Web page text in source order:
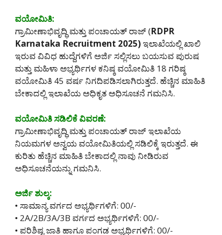
ವಯೋಮಿತಿ:
ಗ್ರಾಮೀಣಾಭಿವೃದ್ಧಿ ಮತ್ತು ಪಂಚಾಯತ್ ರಾಜ್ (RDPR
Karnataka Recruitment 2025)ಇಲಾಖೆಯಲ್ಲಿ ಖಾಲಿ
ಇರುವ ವಿವಿಧ ಹುದ್ದೆಗಳಿಗೆ ಅರ್ಜಿ ಸಲ್ಲಿಸಲು ಬಯಸುವ ಪುರುಷ
ಮತ್ತು ಮಹಿಳಾ ಅಭ್ಯರ್ಥಿಗಳ ಕನಿಷ್ಠ ವಯೋಮಿತಿ 18 ಗರಿಷ್ಠ
ವಯೋಮಿತಿ 45 ವರ್ಷ ನಿಗದಿಪಡಿಸಲಾಗಿರುತ್ತದೆ. ಹೆಚ್ಚಿನ ಮಾಹಿತಿ
ಬೇಕಾದಲ್ಲಿ ಇಲಾಖೆಯ ಅಧಿಕೃತ ಅಧಿಸೂಚನೆ ಗಮನಿಸಿ.
ವಯೋಮಿತಿ ಸಡಿಲಿಕೆ ವಿವರಣೆ:
ಗ್ರಾಮೀಣಾಭಿವೃದ್ಧಿ ಮತ್ತು ಪಂಚಾಯತ್ ರಾಜ್ ಇಲಾಖೆಯ
ನಿಯಮಗಳ ಅನ್ವಯ ವಯೋಮಿತಿಯಲ್ಲಿ ಸಡಿಲಿಕ್ಕೆ ಇರುತ್ತದೆ. ಈ
ಕುರಿತು ಹೆಚ್ಚಿನ ಮಾಹಿತಿ ಬೇಕಾದಲ್ಲಿ ನಾವು ನೀಡಿರುವ
ಅಧಿಸೂಚನೆಯನ್ನು ಗಮನಿಸಿ.
ಅರ್ಜಿ ಶುಲ್ಕ:
• ಸಾಮಾನ್ಯ ವರ್ಗದ ಅಭ್ಯರ್ಥಿಗಳಿಗೆ: 00/-
• 2A/2B/3A/3B ವರ್ಗದ ಅಭ್ಯರ್ಥಿಗಳಿಗೆ: 00/-
• ಪರಿಶಿಷ್ಟ ಜಾತಿ ಹಾಗೂ ಪಂಗಡ ಅಭ್ಯರ್ಥಿಗಳಿಗೆ: 00/-